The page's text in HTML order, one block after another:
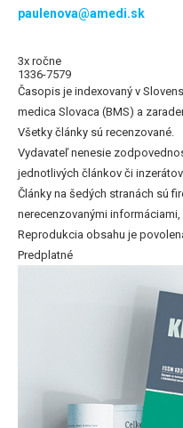
paulenova@amedi.sk
3x ročne
1336-7579
Časopis je indexovaný v
medica Slovaca (BMS) a
Všetky články sú recenzované.
Vydavateľ nenesie
jednotlivých článkov či inzerátov.
Články na šedých stranách sú
nerecenzovanými
Reprodukcia obsahu je
Predplatné